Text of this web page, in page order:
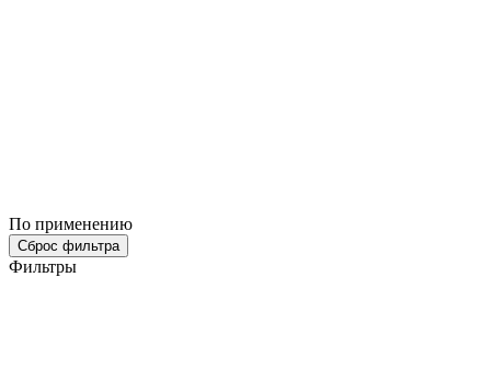
По применению
Сброс фильтра
Фильтры